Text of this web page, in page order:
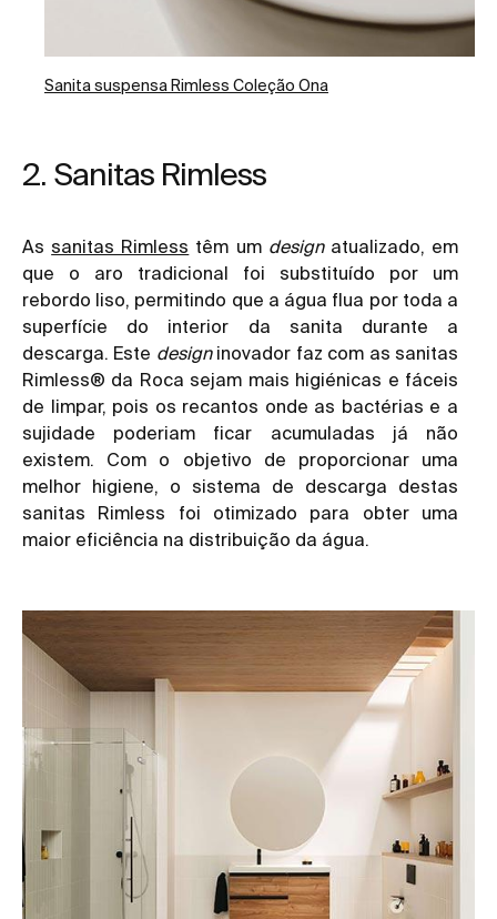
Sanita suspensa Rimless Coleção Ona
2. Sanitas Rimless
As sanitas Rimless têm um designatualizado, em
que o aro tradicional foi substituído por um
rebordo liso, permitindo que a água flua por toda a
superfície do interior da sanita durante a
descarga. Este designinovador faz com as sanitas
Rimless® da Roca sejam mais higiénicas e fáceis
de limpar, pois os recantos onde as bactérias e a
sujidade poderiam ficar acumuladas já não
existem. Com o objetivo de proporcionar uma
melhor higiene, o sistema de descarga destas
sanitas Rimless foi otimizado para obter uma
maior eficiência na distribuição da água.